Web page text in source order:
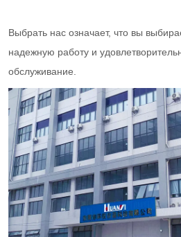
Выбрать нас означает, что вы
надежную работу и
обслуживание.